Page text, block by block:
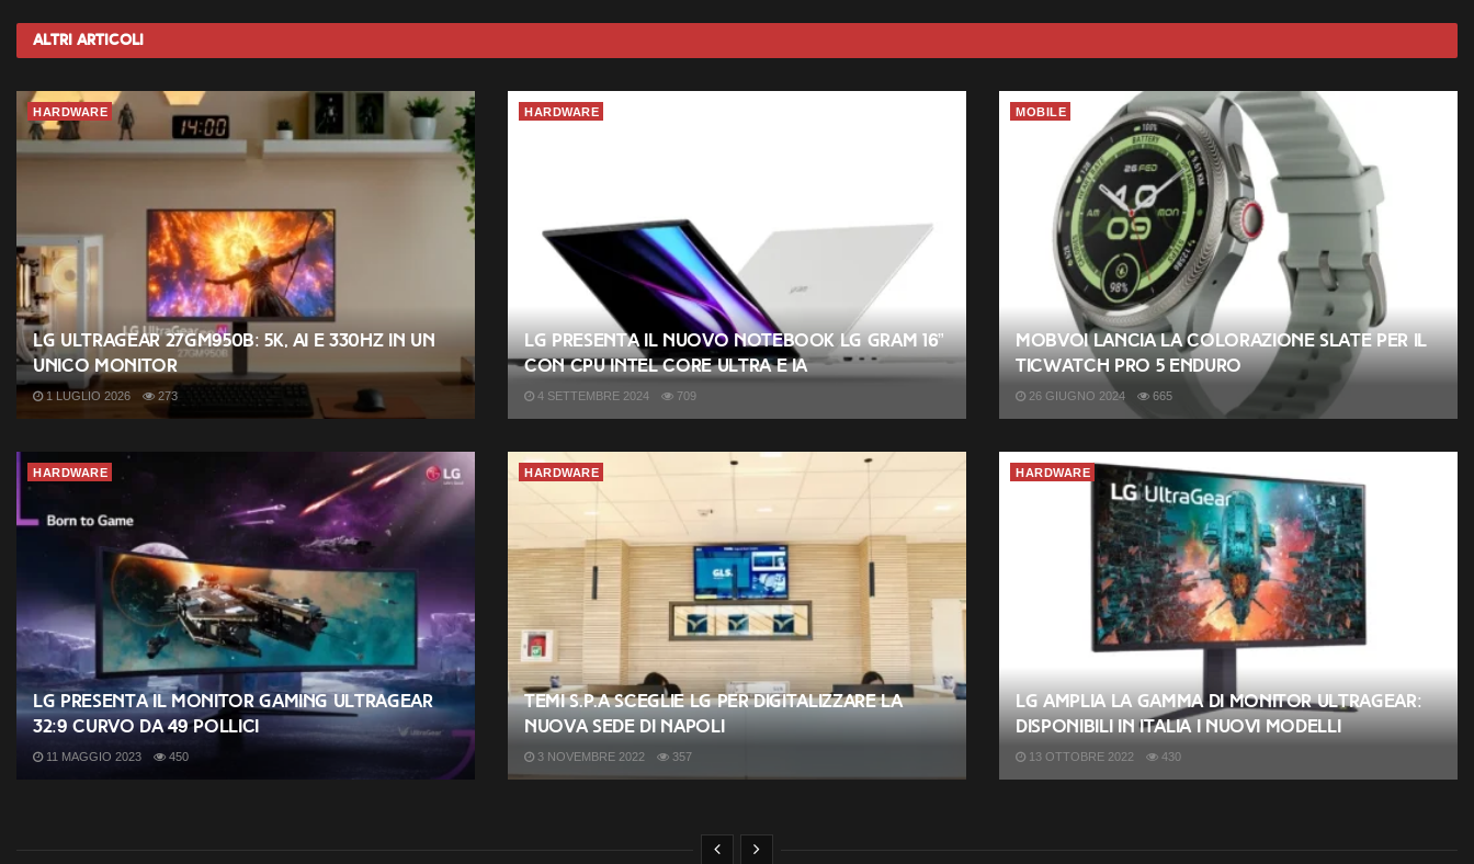
Altri Articoli
HARDWARE
LG UltraGear 27GM950B: 5K, AI e 330Hz in un
unico monitor
1 LUGLIO 2026 273
HARDWARE
LG presenta il nuovo notebook LG gram 16”
con CPU Intel Core Ultra e IA
4 SETTEMBRE 2024 709
MOBILE
Mobvoi lancia la colorazione Slate per il
TicWatch Pro 5 Enduro
26 GIUGNO 2024 665
HARDWARE
LG presenta il monitor gaming UltraGear
32:9 curvo da 49 pollici
11 MAGGIO 2023 450
HARDWARE
Temi s.p.a sceglie LG per digitalizzare la
nuova sede di Napoli
3 NOVEMBRE 2022 357
HARDWARE
LG amplia la gamma di monitor UltraGear:
disponibili in Italia i nuovi modelli
13 OTTOBRE 2022 430